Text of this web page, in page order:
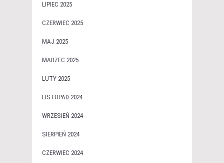
LIPIEC 2025
CZERWIEC 2025
MAJ 2025
MARZEC 2025
LUTY 2025
LISTOPAD 2024
WRZESIEŃ 2024
SIERPIEŃ 2024
CZERWIEC 2024